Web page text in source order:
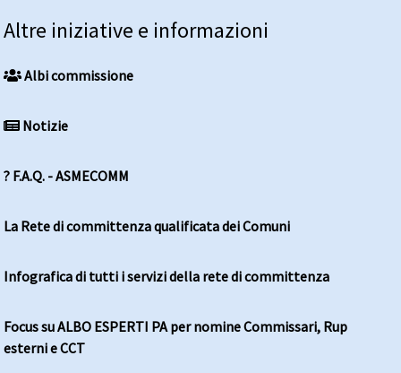
Altre iniziative e informazioni
Albi commissione
Notizie
? F.A.Q. - ASMECOMM
La Rete di committenza qualificata dei Comuni
Infografica di tutti i servizi della rete di committenza
Focus su ALBO ESPERTI PA per nomine Commissari, Rup
esterni e CCT